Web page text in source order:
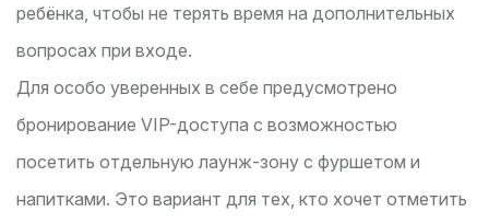
ребёнка, чтобы не терять время на дополнительных
вопросах при входе.
Для особо уверенных в себе предусмотрено
бронирование VIP-доступа с возможностью
посетить отдельную лаунж-зону с фуршетом и
напитками. Это вариант для тех, кто хочет отметить